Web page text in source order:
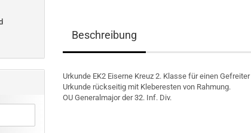
Beschreibung
Urkunde EK2 Eiserne Kreuz 2. Klasse für einen
Urkunde rückseitig mit Kleberesten von Rahmung.
OU Generalmajor der 32. Inf. Div.